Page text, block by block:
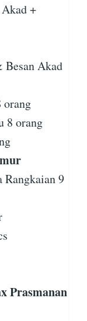
+
Besan Akad
orang
8 orang
Rangkaian 9
Prasmanan